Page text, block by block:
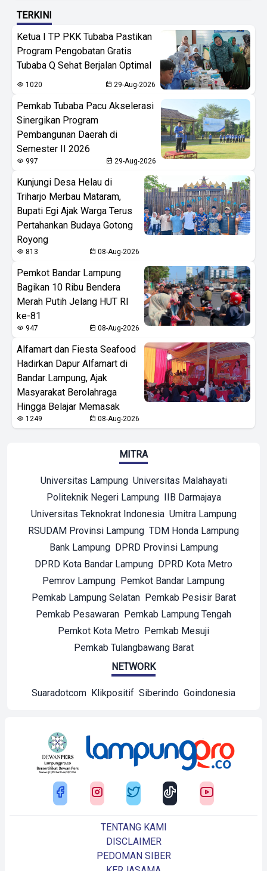
TERKINI
Ketua I TP PKK Tubaba Pastikan
Program Pengobatan Gratis
Tubaba Q Sehat Berjalan Optimal
1020 29-Aug-2026
Pemkab Tubaba Pacu Akselerasi
Sinergikan Program
Pembangunan Daerah di
Semester II 2026
997 29-Aug-2026
Kunjungi Desa Helau di
Triharjo Merbau Mataram,
Bupati Egi Ajak Warga Terus
Pertahankan Budaya Gotong
Royong
813 08-Aug-2026
Pemkot Bandar Lampung
Bagikan 10 Ribu Bendera
Merah Putih Jelang HUT RI
ke-81
947 08-Aug-2026
Alfamart dan Fiesta Seafood
Hadirkan Dapur Alfamart di
Bandar Lampung, Ajak
Masyarakat Berolahraga
Hingga Belajar Memasak
1249 08-Aug-2026
MITRA
Universitas Lampung Universitas Malahayati
Politeknik Negeri Lampung IIB Darmajaya
Universitas Teknokrat Indonesia Umitra Lampung
RSUDAM Provinsi Lampung TDM Honda Lampung
Bank Lampung DPRD Provinsi Lampung
DPRD Kota Bandar Lampung DPRD Kota Metro
Pemrov Lampung Pemkot Bandar Lampung
Pemkab Lampung Selatan Pemkab Pesisir Barat
Pemkab Pesawaran Pemkab Lampung Tengah
Pemkot Kota Metro Pemkab Mesuji
Pemkab Tulangbawang Barat
NETWORK
Suaradotcom Klikpositif Siberindo Goindonesia
TENTANG KAMI
DISCLAIMER
PEDOMAN SIBER